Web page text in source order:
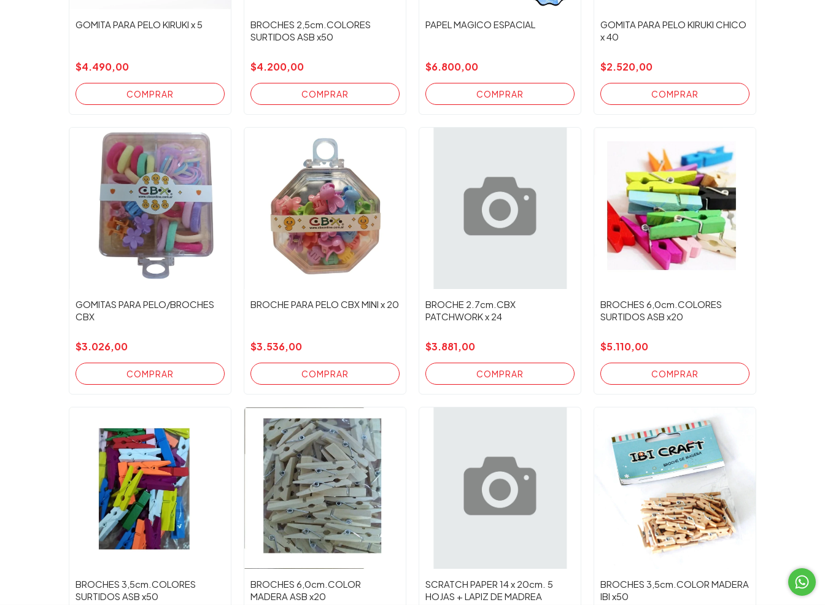
GOMITA PARA PELO KIRUKI x 5
$4.490,00
BROCHES 2,5cm.COLORES
SURTIDOS ASB x50
$4.200,00
PAPEL MAGICO ESPACIAL
$6.800,00
GOMITA PARA PELO KIRUKI CHICO
x 40
$2.520,00
GOMITAS PARA PELO/BROCHES
CBX
$3.026,00
BROCHE PARA PELO CBX MINI x 20
$3.536,00
BROCHE 2.7cm.CBX
PATCHWORK x 24
$3.881,00
BROCHES 6,0cm.COLORES
SURTIDOS ASB x20
$5.110,00
BROCHES 3,5cm.COLORES
SURTIDOS ASB x50
BROCHES 6,0cm.COLOR
MADERA ASB x20
SCRATCH PAPER 14 x 20cm. 5
HOJAS + LAPIZ DE MADREA
BROCHES 3,5cm.COLOR MADERA
IBI x50